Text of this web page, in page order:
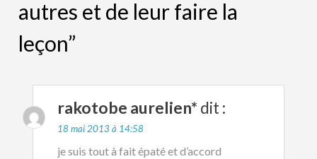
autres et de leur faire la
leçon”
rakotobe aurelien* dit :
18 mai 2013 à 14:58
je suis tout à fait épaté et d’accord